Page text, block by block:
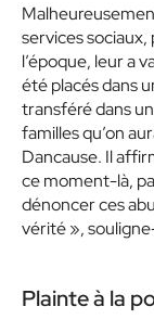
services sociaux,
l’époque, leur a
été placés dans
transféré dans
familles qu’on
Dancause. Il
ce moment-là,
dénoncer ces
vérité »,
Plainte à la